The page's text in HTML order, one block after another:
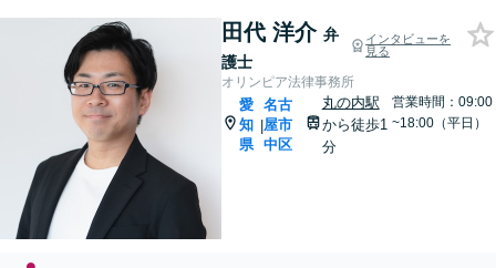
田代 洋介 弁
護士
インタビューを
見る
オリンピア法律事務所
愛
知
県
|
名古
屋市
中区
丸の内駅
から徒歩1
分
営業時間：09:00
~18:00（平日）